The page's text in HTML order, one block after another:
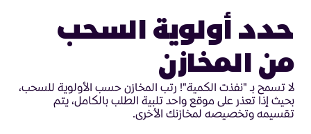
حدد أولوية السحب
من المخازن
لا تسمح بـ "نفذت الكمية"! رتب المخازن حسب الأولوية للسحب،
بحيث إذا تعذر على موقع واحد تلبية الطلب بالكامل، يتم
تقسيمه وتخصيصه لمخازنك الأخرى.